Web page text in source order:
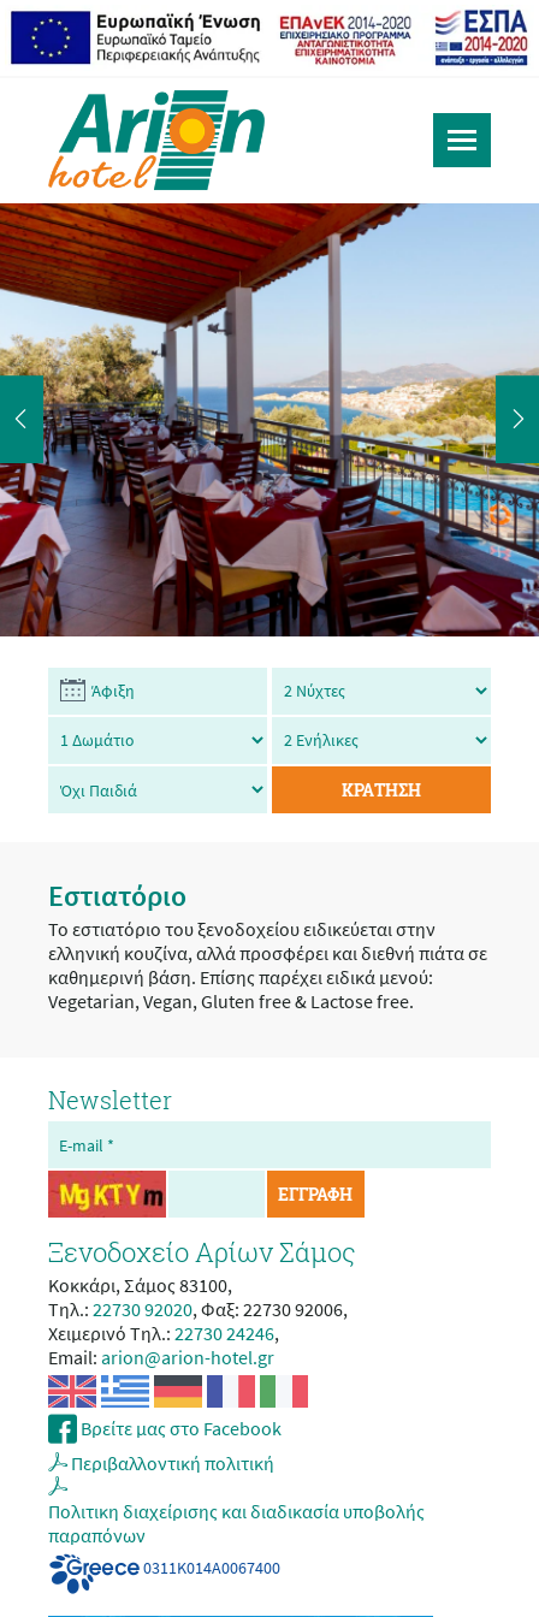
ΚΡΑΤΗΣΗ
Εστιατόριο
Το εστιατόριο του ξενοδοχείου ειδικεύεται στην
ελληνική κουζίνα, αλλά προσφέρει και διεθνή πιάτα σε
καθημερινή βάση. Επίσης παρέχει ειδικά μενού:
Vegetarian, Vegan, Gluten free & Lactose free.
Newsletter
ΕΓΓΡΑΦΗ
Ξενοδοχείο Αρίων Σάμος
Κοκκάρι, Σάμος 83100,
Tηλ.: 22730 92020, Φαξ: 22730 92006,
Χειμερινό Tηλ.: 22730 24246,
Email: arion@arion-hotel.gr
Βρείτε μας στο Facebook
Περιβαλλοντική πολιτική
Πολιτικη διαχείρισης και διαδικασία υποβολής
παραπόνων
0311Κ014Α0067400